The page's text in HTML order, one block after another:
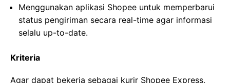
Menggunakan aplikasi Shopee untuk memperbarui
status pengiriman secara real-time agar informasi
selalu up-to-date.
Kriteria
Agar dapat bekerja sebagai kurir Shopee Express,